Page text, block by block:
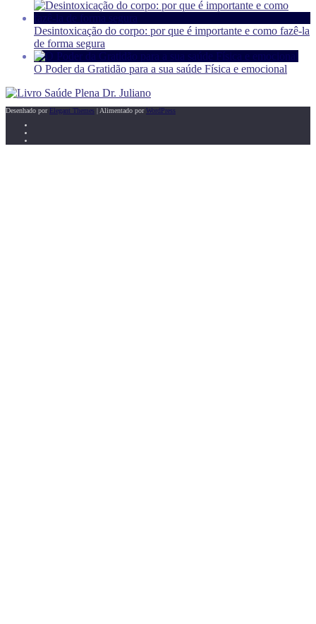
Desintoxicação do corpo: por que é importante e como fazê-la
de forma segura
O Poder da Gratidão para a sua saúde Física e emocional
Desenhado por Elegant Themes | Alimentado porWordPress